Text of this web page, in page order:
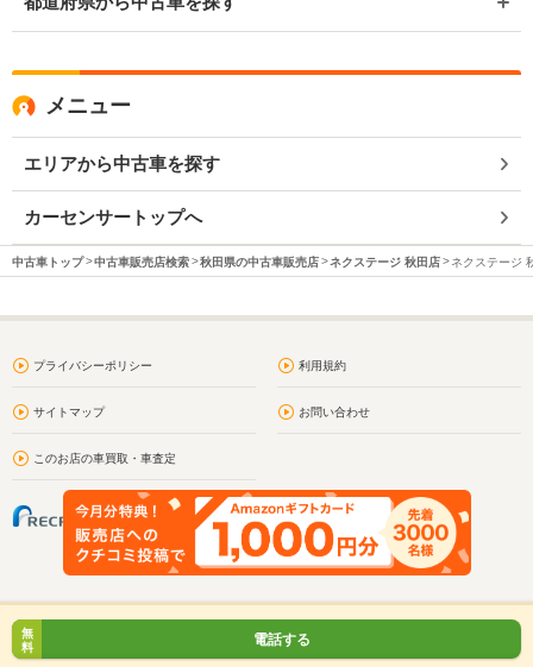
メニュー
エリアから中古車を探す
カーセンサートップへ
中古車トップ 中古車販売店検索 秋田県の中古車販売店 ネクステージ 秋田店 ネクステージ
プライバシーポリシー 利用規約
サイトマップ お問い合わせ
このお店の車買取・車査定
無
料
電話する